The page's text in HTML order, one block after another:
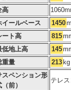
高
イールベース
1450
ート高
815
低地上高
145
重量
213 kg
スペンション形
前）
テレ